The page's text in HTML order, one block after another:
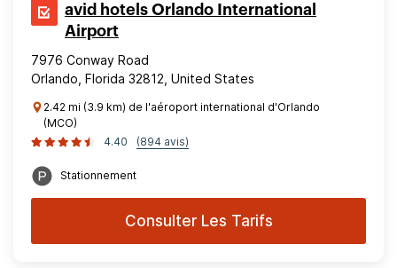
avid hotels Orlando International
Airport
7976 Conway Road
Orlando, Florida 32812, United States
2.42 mi (3.9 km) de l'aéroport international d'Orlando
(MCO)
4.40
(894 avis)
Stationnement
Consulter Les Tarifs